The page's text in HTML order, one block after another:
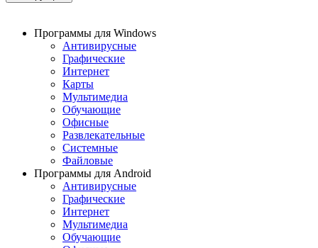
Программы для Windows
Антивирусные
Графические
Интернет
Карты
Мультимедиа
Обучающие
Офисные
Развлекательные
Системные
Файловые
Программы для Android
Антивирусные
Графические
Интернет
Мультимедиа
Обучающие